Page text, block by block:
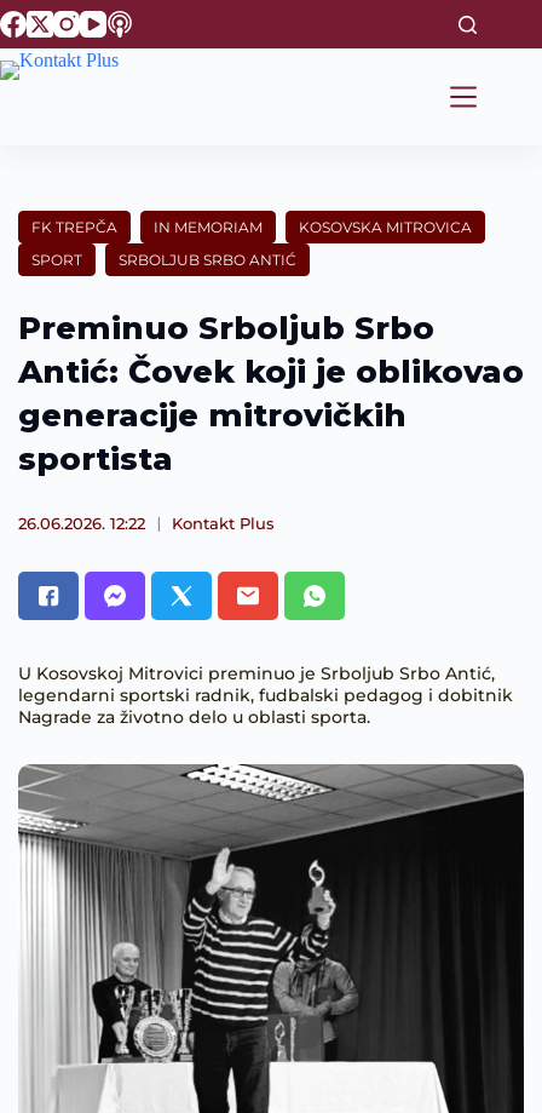
S
k
i
n
FK TREPČA IN MEMORIAM
KOSOVSKA MITROVICA
SPORT
SRBOLJUB SRBO ANTIĆ
Preminuo Srboljub Srbo
Antić: Čovek koji je oblikovao
generacije mitrovičkih
sportista
26.06.2026. 12:22 Kontakt Plus
U Kosovskoj Mitrovici preminuo je Srboljub Srbo Antić,
legendarni sportski radnik, fudbalski pedagog i dobitnik
Nagrade za životno delo u oblasti sporta.